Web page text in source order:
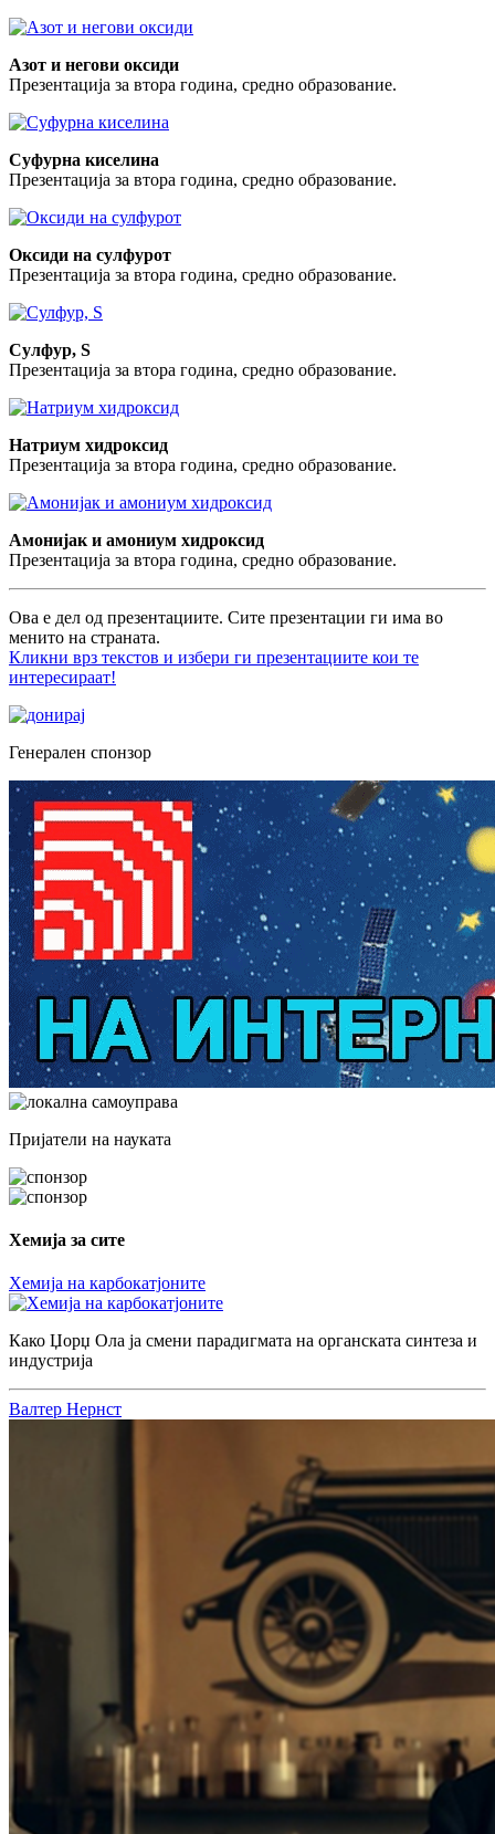
Азот и негови оксиди
Презентација за втора година, средно образование.
Суфурна киселина
Презентација за втора година, средно образование.
Оксиди на сулфурот
Презентација за втора година, средно образование.
Сулфур, S
Презентација за втора година, средно образование.
Натриум хидроксид
Презентација за втора година, средно образование.
Амонијак и амониум хидроксид
Презентација за втора година, средно образование.
Ова е дел од презентациите. Сите презентации ги има во
менито на страната.
Кликни врз текстов и избери ги презентациите кои те
интересираат!
Генерален спонзор
Пријатели на науката
Хемија за сите
Хемија на карбокатјоните
Како Џорџ Ола ја смени парадигмата на органската синтеза и
индустрија
Валтер Нернст